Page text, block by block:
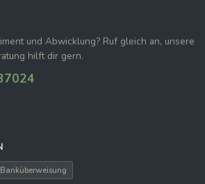
und Abwicklung? Ruf gleich an, unsere
hilft dir gern.
Banküberweisung